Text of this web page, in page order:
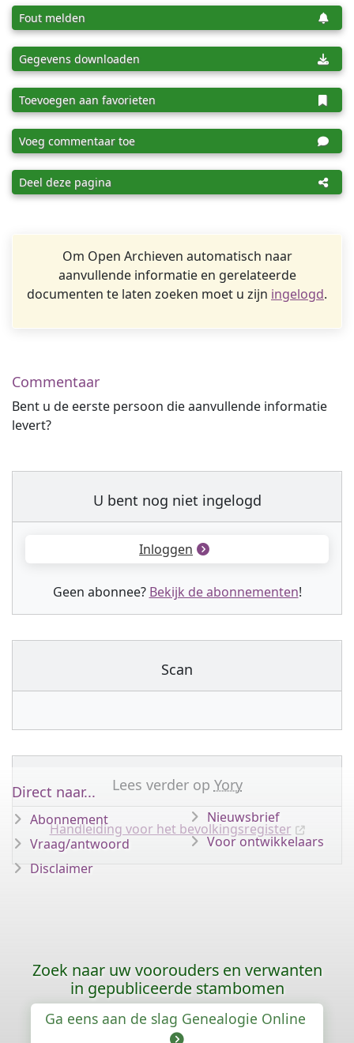
Fout melden
Gegevens downloaden
Toevoegen aan favorieten
Voeg commentaar toe
Deel deze pagina
Om Open Archieven automatisch naar
aanvullende informatie en gerelateerde
documenten te laten zoeken moet u zijn ingelogd.
Commentaar
Bent u de eerste persoon die aanvullende informatie
levert?
U bent nog niet ingelogd
Inloggen
Geen abonnee? Bekijk de abonnementen!
Scan
Lees verder op Yory
Handleiding voor het bevolkingsregister
Direct naar...
Abonnement
Vraag/antwoord
Disclaimer
Nieuwsbrief
Voor ontwikkelaars
Zoek naar uw voorouders en verwanten
in gepubliceerde stambomen
Ga eens aan de slag Genealogie Online